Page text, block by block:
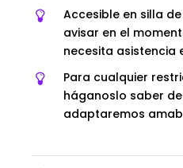
Accesible en silla
avisar en el
necesita asistencia
Para cualquier
háganoslo saber
adaptaremos